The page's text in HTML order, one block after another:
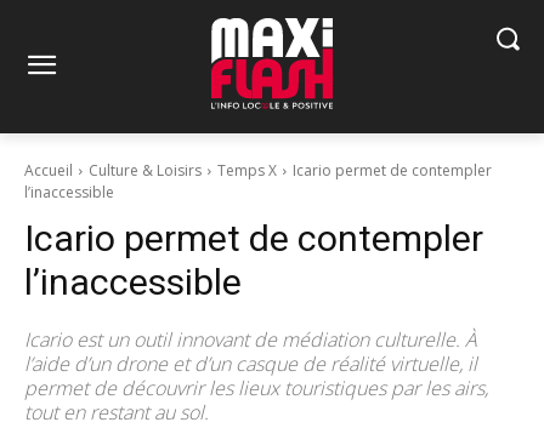
Accueil Culture & Loisirs Temps X
Icario permet de contempler
l’inaccessible
Icario permet de contempler
l’inaccessible
Icario est un outil innovant de médiation culturelle. À
l’aide d’un drone et d’un casque de réalité virtuelle, il
permet de découvrir les lieux touristiques par les airs,
tout en restant au sol.